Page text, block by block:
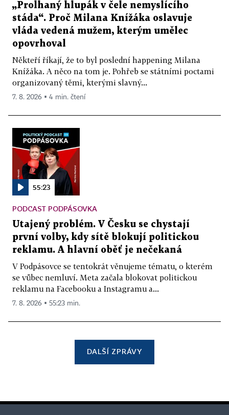
„Prolhaný hlupák v čele nemyslícího
stáda“. Proč Milana Knížáka oslavuje
vláda vedená mužem, kterým umělec
opovrhoval
Někteří říkají, že to byl poslední happening Milana
Knížáka. A něco na tom je. Pohřeb se státními poctami
organizovaný těmi, kterými slavný...
7. 8. 2026 ▪ 4 min. čtení
55:23
PODCAST PODPÁSOVKA
Utajený problém. V Česku se chystají
první volby, kdy sítě blokují politickou
reklamu. A hlavní oběť je nečekaná
V Podpásovce se tentokrát věnujeme tématu, o kterém
se vůbec nemluví. Meta začala blokovat politickou
reklamu na Facebooku a Instagramu a...
7. 8. 2026 ▪ 55:23 min.
DALŠÍ ZPRÁVY